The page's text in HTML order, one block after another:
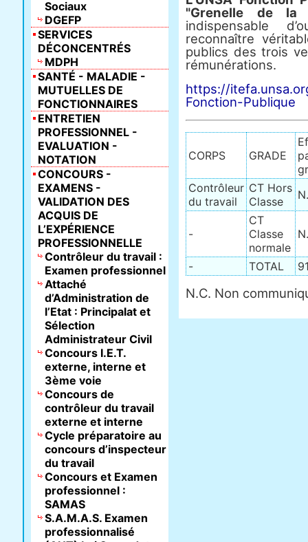
"Grenelle de
indispensable
reconnaître
publics des trois
rémunérations.
https://
Fonction-Publique
CORPS GRADE
Contrôleur
du travail
CT Hors
Classe
-
CT
Classe
normale
- TOTAL
N.C. Non
Sociaux
DGEFP
SERVICES
DÉCONCENTRÉS
MDPH
SANTÉ - MALADIE -
MUTUELLES DE
FONCTIONNAIRES
ENTRETIEN
PROFESSIONNEL -
EVALUATION -
NOTATION
CONCOURS -
EXAMENS -
VALIDATION DES
ACQUIS DE
L’EXPÉRIENCE
PROFESSIONNELLE
Contrôleur du travail :
Examen professionnel
Attaché
d’Administration de
l’Etat : Principalat et
Sélection
Administrateur Civil
Concours I.E.T.
externe, interne et
3ème voie
Concours de
contrôleur du travail
externe et interne
Cycle préparatoire au
concours d’inspecteur
du travail
Concours et Examen
professionnel :
SAMAS
S.A.M.A.S. Examen
professionnalisé